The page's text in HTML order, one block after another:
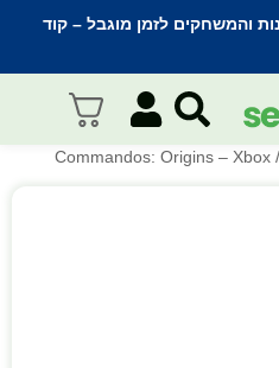
והמשחקים לזמן מוגבל – קוד
/ Commandos: Origins – Xbox